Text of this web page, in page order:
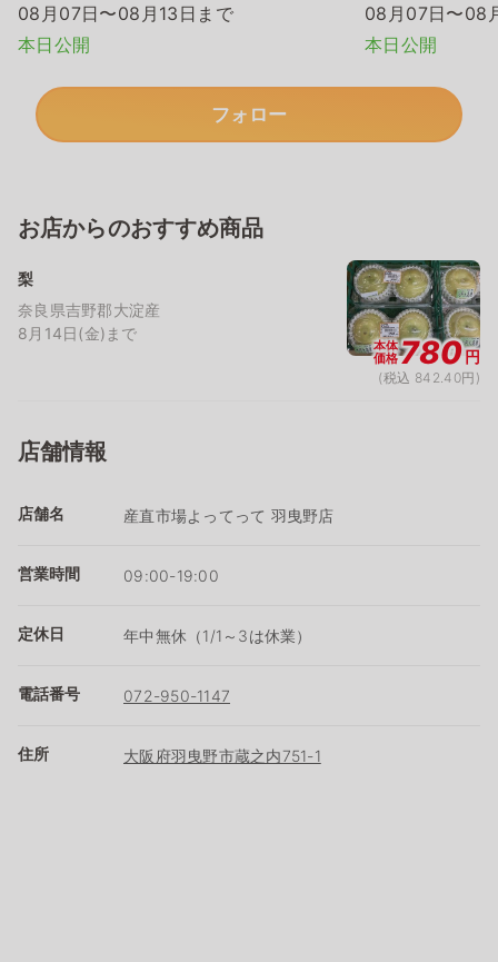
08月07日〜08月13日まで
本日公開
08月07日〜08
本日公開
フォロー
お店からのおすすめ商品
梨
奈良県吉野郡大淀産
8月14日(金)まで
本体
価格780円
(税込 842.40円)
店舗情報
店舗名 産直市場よってって 羽曳野店
営業時間 09:00-19:00
定休日 年中無休（1/1～3は休業）
電話番号 072-950-1147
住所 大阪府羽曳野市蔵之内751-1